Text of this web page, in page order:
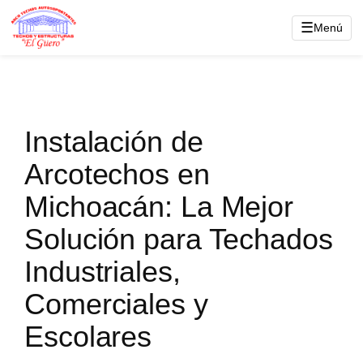
Saltar
☰Menú
Instalación de
Arcotechos en
Michoacán: La Mejor
Solución para Techados
Industriales,
Comerciales y
Escolares